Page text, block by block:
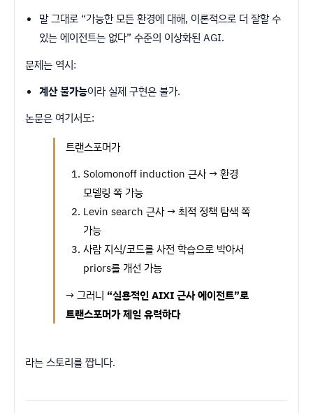
말 그대로 “가능한 모든 환경에 대해, 이론적으로 더 잘할 수
있는 에이전트는 없다” 수준의 이상화된 AGI.
문제는 역시:
계산 불가능이라 실제 구현은 불가.
논문은 여기서도:
트랜스포머가
Solomonoff induction 근사 → 환경
모델링 쪽 가능
Levin search 근사 → 최적 정책 탐색 쪽
가능
사람 지식/코드를 사전 학습으로 박아서
priors를 개선 가능
→ 그러니 “실용적인 AIXI 근사 에이전트”로
트랜스포머가 제일 유력하다
라는 스토리를 짭니다.